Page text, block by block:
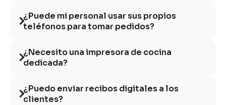
¿Puede mi personal usar sus propios
teléfonos para tomar pedidos?
¿Necesito una impresora de cocina
dedicada?
¿Puedo enviar recibos digitales a los
clientes?